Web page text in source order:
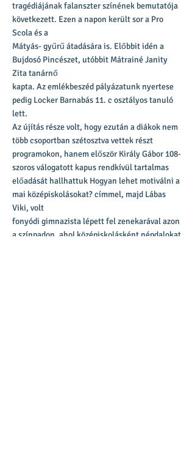
tragédiájának falanszter színének bemutatója
következett. Ezen a napon került sor a Pro
Scola és a
Mátyás- gyűrű átadására is. Előbbit idén a
Bujdosó Pincészet, utóbbit Mátrainé Janity
Zita tanárnő
kapta. Az emlékbeszéd pályázatunk nyertese
pedig Locker Barnabás 11. c osztályos tanuló
lett.
Az újítás része volt, hogy ezután a diákok nem
több csoportban szétosztva vettek részt
programokon, hanem először Király Gábor 108-
szoros válogatott kapus rendkívül tartalmas
előadását hallhattuk Hogyan lehet motiválni a
mai középiskolásokat? címmel, majd Lábas
Viki, volt
fonyódi gimnazista lépett fel zenekarával azon
a színpadon, ahol középiskolásként népdalokat